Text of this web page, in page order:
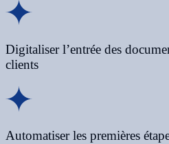
Digitaliser l’entrée des
clients
Automatiser les premières